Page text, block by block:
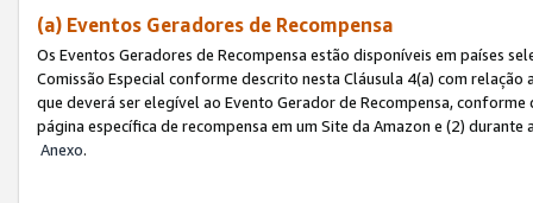
(a) Eventos Geradores de Recompensa
Os Eventos Geradores de Recompensa estão disponíveis em países
Comissão Especial conforme descrito nesta Cláusula 4(a) com relação
que deverá ser elegível ao Evento Gerador de Recompensa,
página específica de recompensa em um Site da Amazon e (2)
Anexo.